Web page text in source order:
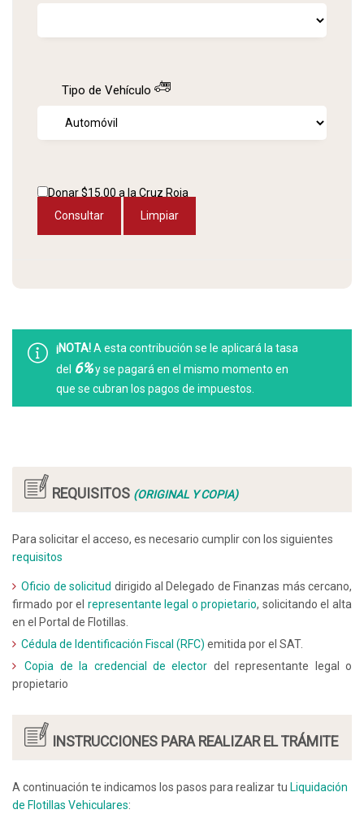
Tipo de Vehículo
Donar $15.00 a la Cruz Roja
¡NOTA!A esta contribución se le aplicará la tasa
del 6%y se pagará en el mismo momento en
que se cubran los pagos de impuestos.
REQUISITOS (ORIGINAL Y COPIA)
Para solicitar el acceso, es necesario cumplir con los siguientes
requisitos
Oficio de solicitud dirigido al Delegado de Finanzas más cercano,
firmado por el representante legal o propietario, solicitando el alta
en el Portal de Flotillas.
Cédula de Identificación Fiscal (RFC) emitida por el SAT.
Copia de la credencial de elector del representante legal o
propietario
INSTRUCCIONES PARA REALIZAR EL TRÁMITE
A continuación te indicamos los pasos para realizar tu Liquidación
de Flotillas Vehiculares: